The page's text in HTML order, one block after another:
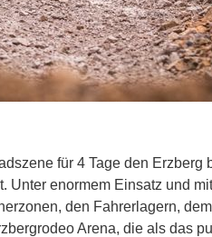
für 4 Tage den Erzberg
Unter enormem Einsatz und
den Fahrerlagern,
Arena, die als das